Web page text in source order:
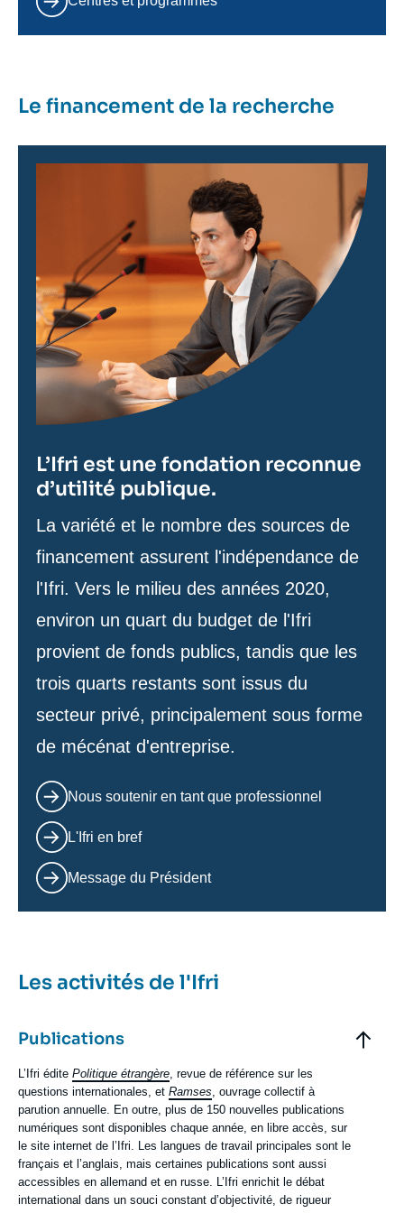
Le financement de la recherche
L’Ifri est une fondation reconnue
d’utilité publique.
Texte
de
contenu
La variété et le nombre des sources de
financement assurent l'indépendance de
l'Ifri. Vers le milieu des années 2020,
environ un quart du budget de l'Ifri
provient de fonds publics, tandis que les
trois quarts restants sont issus du
secteur privé, principalement sous forme
de mécénat d'entreprise.
Nous soutenir en tant que professionnel
L'Ifri en bref
Message du Président
Les activités de l'Ifri
accordéon
Titre
Publications
Contenu
texte
L’Ifri édite Politique étrangère, revue de référence sur les
questions internationales, et Ramses, ouvrage collectif à
parution annuelle. En outre, plus de 150 nouvelles publications
numériques sont disponibles chaque année, en libre accès, sur
le site internet de l’Ifri. Les langues de travail principales sont le
français et l’anglais, mais certaines publications sont aussi
accessibles en allemand et en russe. L’Ifri enrichit le débat
international dans un souci constant d’objectivité, de rigueur